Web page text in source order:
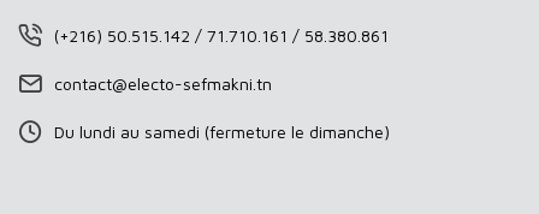
(+216) 50.515.142 / 71.710.161 / 58.380.861
contact@electo-sefmakni.tn
Du lundi au samedi (fermeture le dimanche)